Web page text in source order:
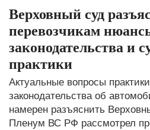
Верховный суд
перевозчикам
законодательства и
практики
Актуальные вопросы
законодательства об
намерен разъяснить
Пленум ВС РФ рассмотрел